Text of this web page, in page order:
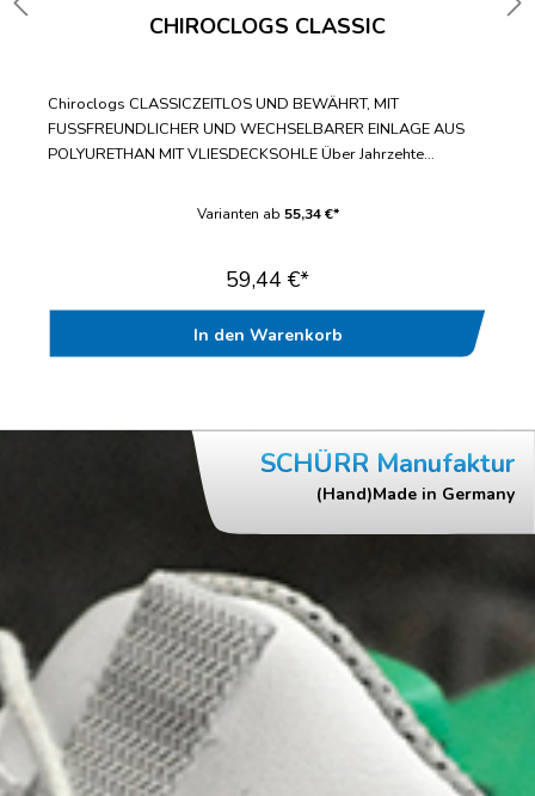
CHIROCLOGS CLASSIC
Chiroclogs CLASSICZEITLOS UND BEWÄHRT, MIT
FUSSFREUNDLICHER UND WECHSELBARER EINLAGE AUS
POLYURETHAN MIT VLIESDECKSOHLE Über Jahrzehte
fußfreundlicher VliesdecksohleBis zur Doppelgröße 47/48
Varianten ab 55,34 €*
59,44 €*
In den Warenkorb
SCHÜRR Manufaktur
(Hand)Made in Germany